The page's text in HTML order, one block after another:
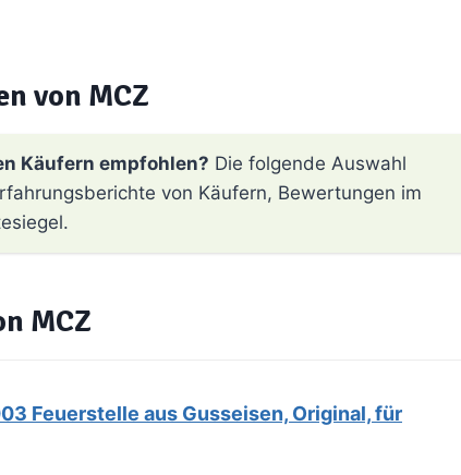
von MCZ
Käufern empfohlen? Die folgende Auswahl
von Käufern, Bewertungen im
MCZ
Feuerstelle aus Gusseisen, Original, für